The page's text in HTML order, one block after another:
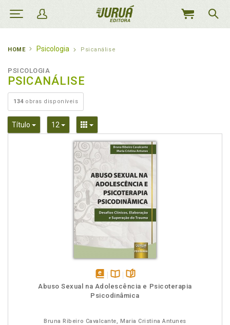
MEU
HOME Psicologia Psicanálise
PSICOLOGIA
PSICANÁLISE
134obras disponíveis
Título Toggle Dropdown
12 Toggle DropdownToggle Dropdown
disponível
em
Disponível
na
páginas
Abuso Sexual na Adolescência e Psicoterapia
Psicodinâmica
Bruna Ribeiro Cavalcante, Maria Cristina Antunes